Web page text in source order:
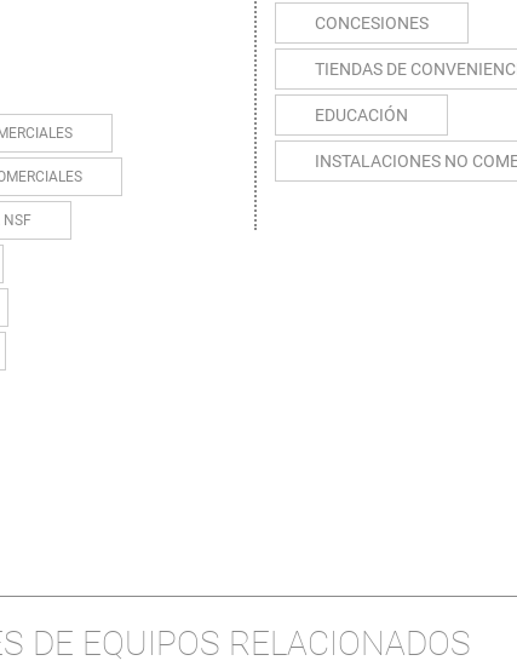
NSF
CONCESIONES
TIENDAS DE
EDUCACIÓN
INSTALACIONES NO
DE EQUIPOS RELACIONADOS